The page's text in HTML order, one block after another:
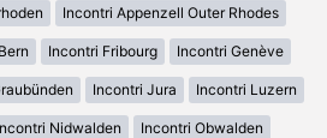
Incontri Appenzell Outer Rhodes
Incontri Fribourg Incontri Genève
Incontri Jura Incontri Luzern
Nidwalden Incontri Obwalden